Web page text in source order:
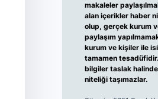
makaleler
alan içerikler haber
olup, gerçek kurum
paylaşım
kurum ve kişiler ile
tamamen
bilgiler taslak
niteliği taşımazlar.